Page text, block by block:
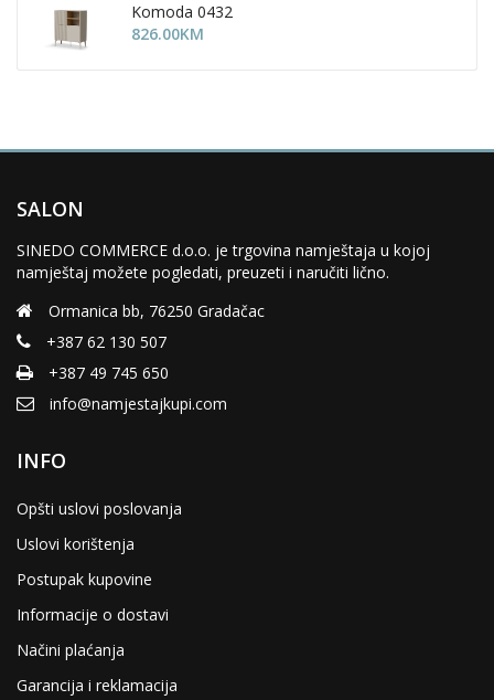
Komoda 0432
826.00KM
SALON
SINEDO COMMERCE d.o.o. je trgovina namještaja u kojoj
namještaj možete pogledati, preuzeti i naručiti lično.
Ormanica bb, 76250 Gradačac
+387 62 130 507
+387 49 745 650
info@namjestajkupi.com
INFO
Opšti uslovi poslovanja
Uslovi korištenja
Postupak kupovine
Informacije o dostavi
Načini plaćanja
Garancija i reklamacija